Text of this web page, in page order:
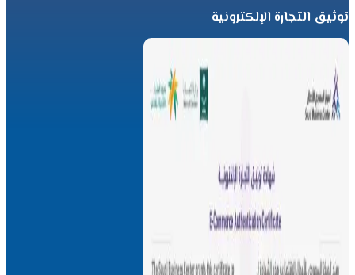
توثيق التجارة الإلكترونية